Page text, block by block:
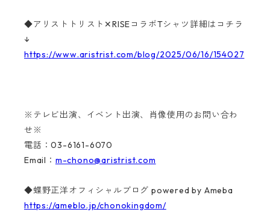
◆アリストトリスト✕RISEコラボTシャツ詳細はコチラ
↓
https://www.aristrist.com/blog/2025/06/16/154027
※テレビ出演、イベント出演、肖像使用のお問い合わ
せ※
電話：03-6161-6070
Email： m-chono@aristrist.com
◆蝶野正洋オフィシャルブログ powered by Ameba
https://ameblo.jp/chonokingdom/